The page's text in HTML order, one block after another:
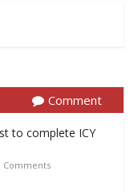
Comment
to complete ICY
Comments